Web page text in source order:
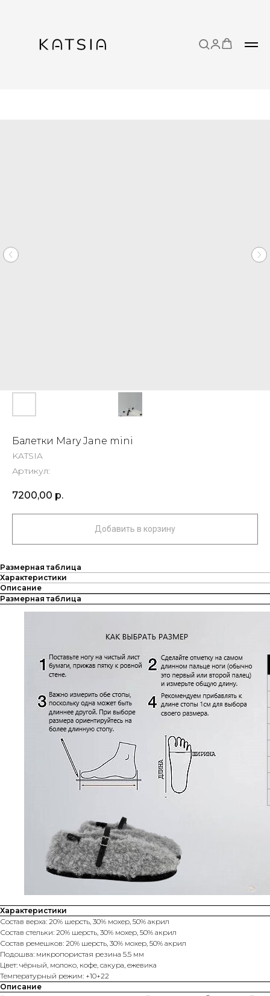
Балетки Mary Jane mini
KATSIA
Артикул:
7200,00 р.
Добавить в корзину
Размерная таблица
Характеристики
Описание
Размерная таблица
Характеристики
Состав верха: 20% шерсть, 30% мохер, 50% акрил
Состав стельки: 20% шерсть, 30% мохер, 50% акрил
Состав ремешков: 20% шерсть, 30% мохер, 50% акрил
Подошва: микропористая резина 5.5 мм
Цвет: чёрный, молоко, кофе, сакура, ежевика
Температурный режим: +10+22
Описание